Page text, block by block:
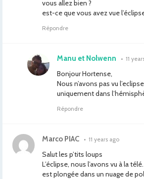
vous allez bien ?
est-ce que vous avez vue
Répondre
Manu et Nolwenn • 11
Bonjour Hortense,
Nous n’avons pas vu
uniquement dans
Répondre
Marco PIAC • 11 years ago
Salut les p’tits loups
L’éclipse, nous l’avons vu à la
est plongée dans un nuage de